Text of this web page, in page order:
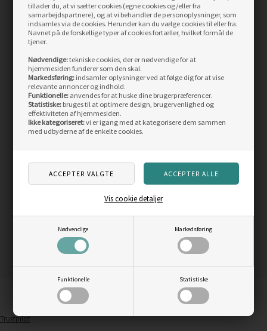
tillader du, at vi sætter cookies (egne cookies og/eller fra
samarbejdspartnere), og at vi behandler de personoplysninger, som
indsamles via de cookies. Herunder kan du vælge cookies til eller fra.
Navnet på de forskellige typer af cookies fortæller, hvilket formål de
tjener.
Nødvendige:tekniske cookies, der er nødvendige for at
hjemmesiden funderer som den skal.
Markedsføring: indsamler oplysninger ved at følge dig for at vise
relevante annoncer og indhold.
Funktionelle: anvendes for at huske dine brugerpræferencer.
Statistiske: bruges til at optimere design, brugervenlighed og
effektiviteten af hjemmesiden.
Ikke kategoriseret:vi er igang med at kategorisere dem sammen
med udbyderne af de enkelte cookies.
Nødvendige Markedsføring
Funktionelle Statistiske
Vis cookie detaljer
LÆS MERE LÆS MERE
SIDST SETE PRODUKTER
Black monkey, rørflue
DKK
LÆS MERE
DKK
LÆS MERE
Trustpilot